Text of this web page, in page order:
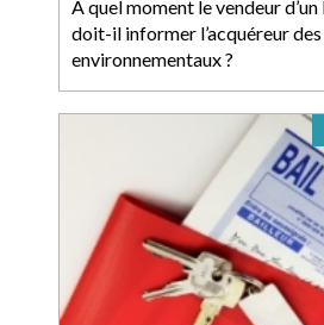
A quel moment le vendeur
doit-il informer l’acquéreur
environnementaux ?